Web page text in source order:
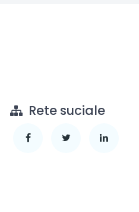
Rete suciale